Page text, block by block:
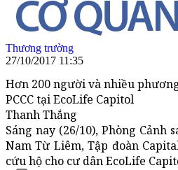
Thương trường
27/10/2017 11:35
Hơn 200 người và nhiều
PCCC tại EcoLife Capitol
Thanh Thắng
Sáng nay (26/10), Phòng Cảnh
Nam Từ Liêm, Tập đoàn
cứu hộ cho cư dân EcoLife